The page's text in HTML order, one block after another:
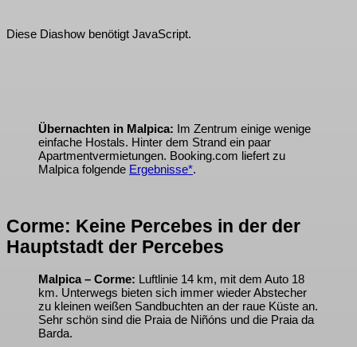
Diese Diashow benötigt JavaScript.
Übernachten in Malpica: Im Zentrum einige wenige
einfache Hostals. Hinter dem Strand ein paar
Apartmentvermietungen. Booking.com liefert zu
Malpica folgende Ergebnisse*.
Corme: Keine Percebes in der der
Hauptstadt der Percebes
Malpica – Corme: Luftlinie 14 km, mit dem Auto 18
km. Unterwegs bieten sich immer wieder Abstecher
zu kleinen weißen Sandbuchten an der raue Küste an.
Sehr schön sind die Praia de Niñóns und die Praia da
Barda.